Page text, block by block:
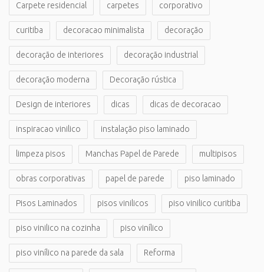
Carpete residencial carpetes corporativo
curitiba decoracao minimalista decoração
decoração de interiores decoração industrial
decoração moderna Decoração rústica
Design de interiores dicas dicas de decoracao
inspiracao vinilico instalação piso laminado
limpeza pisos Manchas Papel de Parede multipisos
obras corporativas papel de parede piso laminado
Pisos Laminados pisos vinilicos piso vinilico curitiba
piso vinilico na cozinha piso vinílico
piso vinílico na parede da sala Reforma